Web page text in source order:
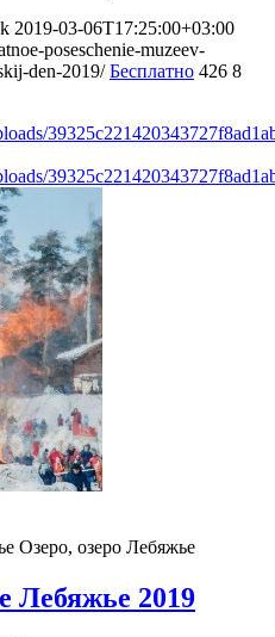
2019-03-06T17:25:00+03:00
poseschenie-muzeev-
den-2019/ Бесплатно 426 8
Озеро, озеро Лебяжье
Лебяжье 2019